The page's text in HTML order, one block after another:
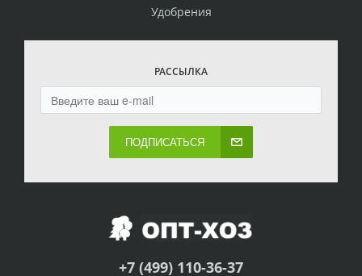
Удобрения
РАССЫЛКА
ПОДПИСАТЬСЯ
+7 (499) 110-36-37